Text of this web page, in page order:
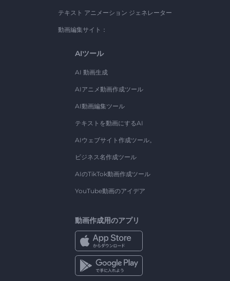
テキスト アニメーション ジェネレーター
動画編集サイト：
AIツール
AI 動画生成
AIアニメ動画作成ツール
AI動画編集ツール
テキストを動画にするAI
AIウェブサイト作成ツール。
ビジネス名作成ツール
AIのTikTok動画作成ツール
YouTube動画のアイデア
動画作成用のアプリ